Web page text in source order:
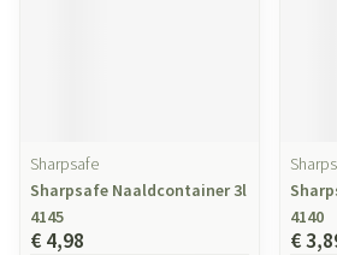
Sharpsafe
Sharpsafe Naaldcontainer 3l
4145
€ 4,98
4140
€